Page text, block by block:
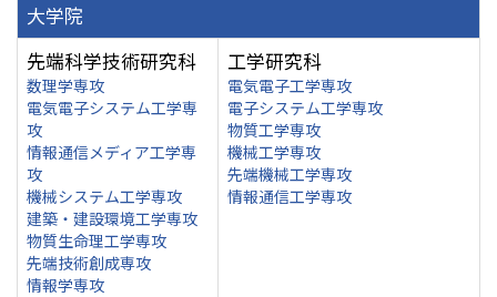
大学院
先端科学技術研究科
数理学専攻
電気電子システム工学専
攻
情報通信メディア工学専
攻
機械システム工学専攻
建築・建設環境工学専攻
物質生命理工学専攻
先端技術創成専攻
情報学専攻
工学研究科
電気電子工学専攻
電子システム工学専攻
物質工学専攻
機械工学専攻
先端機械工学専攻
情報通信工学専攻